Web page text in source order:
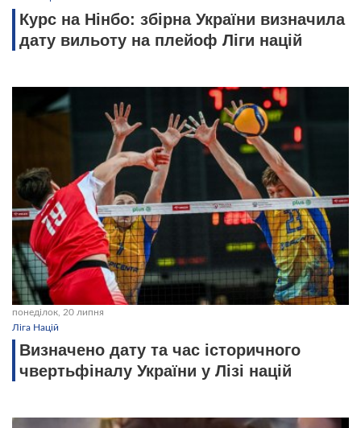
Курс на Нінбо: збірна України визначила
дату вильоту на плейоф Ліги націй
понеділок, 20 липня
Ліга Націй
Визначено дату та час історичного
чвертьфіналу України у Лізі націй